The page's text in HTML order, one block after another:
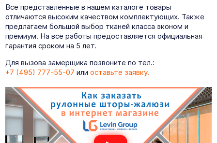
Все представленные в нашем каталоге товары
отличаются высоким качеством комплектующих. Также
предлагаем большой выбор тканей класса эконом и
премиум. На все работы предоставляется официальная
гарантия сроком на 5 лет.
Для вызова замерщика позвоните по тел.:
+7 (495) 777-55-07 или оставьте заявку.